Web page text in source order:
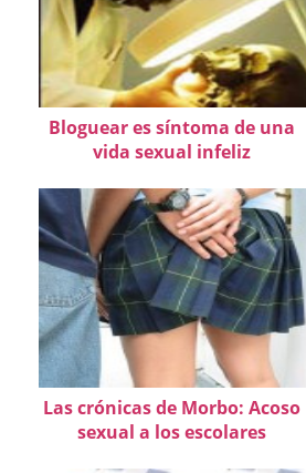
Bloguear es síntoma de una
vida sexual infeliz
Las crónicas de Morbo: Acoso
sexual a los escolares